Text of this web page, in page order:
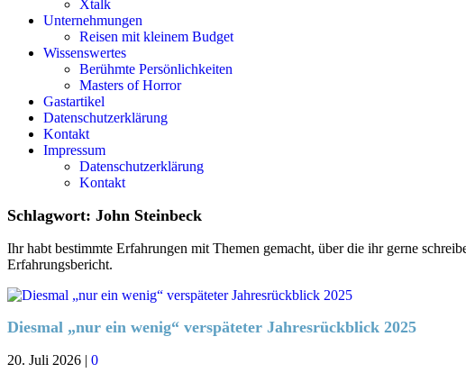
Xtalk
Unternehmungen
Reisen mit kleinem Budget
Wissenswertes
Berühmte Persönlichkeiten
Masters of Horror
Gastartikel
Datenschutzerklärung
Kontakt
Impressum
Datenschutzerklärung
Kontakt
Schlagwort: John Steinbeck
Ihr habt bestimmte Erfahrungen mit Themen gemacht, über die ihr gerne
Erfahrungsbericht.
Diesmal „nur ein wenig“ verspäteter Jahresrückblick 2025
20. Juli 2026 | 0